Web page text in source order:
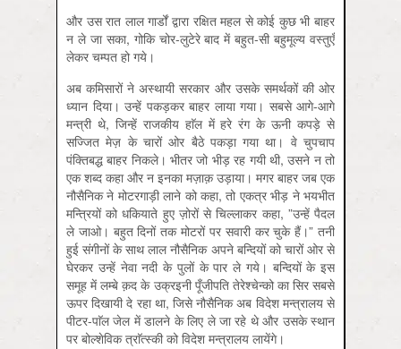
और उस रात लाल गार्डों द्वारा रक्षित महल से कोई कुछ भी बाहर
न ले जा सका, गोकि चोर-लुटेरे बाद में बहुत-सी बहुमूल्य वस्तुएँ
लेकर चम्पत हो गये।
अब कमिसारों ने अस्थायी सरकार और उसके समर्थकों की ओर
ध्यान दिया। उन्हें पकड़कर बाहर लाया गया। सबसे आगे-आगे
मन्त्री थे, जिन्हें राजकीय हाॅल में हरे रंग के ऊनी कपड़े से
सज्जित मेज़ के चारों ओर बैठे पकड़ा गया था। वे चुपचाप
पंक्तिबद्ध बाहर निकले। भीतर जो भीड़ रह गयी थी, उसने न तो
एक शब्द कहा और न इनका मज़ाक़ उड़ाया। मगर बाहर जब एक
नौसैनिक ने मोटरगाड़ी लाने को कहा, तो एकत्र भीड़ ने भयभीत
मन्त्रियों को धकियाते हुए ज़ोरों से चिल्लाकर कहा, ”उन्हें पैदल
ले जाओ। बहुत दिनों तक मोटरों पर सवारी कर चुके हैं।” तनी
हुई संगीनों के साथ लाल नौसैनिक अपने बन्दियों को चारों ओर से
घेरकर उन्हें नेवा नदी के पुलों के पार ले गये। बन्दियों के इस
समूह में लम्बे क़द के उक्रइनी पूँजीपति तेरेश्चेन्को का सिर सबसे
ऊपर दिखायी दे रहा था, जिसे नौसैनिक अब विदेश मन्त्रालय से
पीटर-पाॅल जेल में डालने के लिए ले जा रहे थे और उसके स्थान
पर बोल्शेविक त्राॅत्स्की को विदेश मन्त्रालय लायेंगे।